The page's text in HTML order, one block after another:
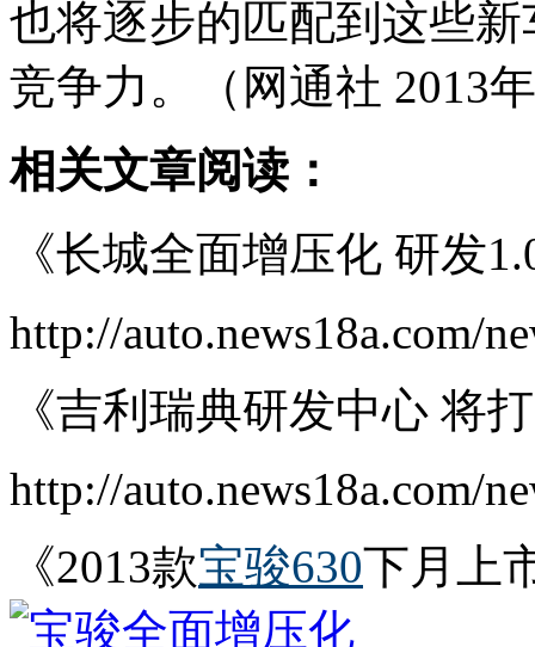
也将逐步的匹配到这些
竞争力。（网通社 2013
相关文章阅读：
《长城全面增压化 研发
http://auto.news18a.com/
《吉利瑞典研发中心 将
http://auto.news18a.com/
《2013款宝骏630下月上